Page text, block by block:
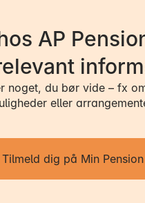
AP
noget, du bør vide – fx
eller
Tilmeld dig på Min Pension